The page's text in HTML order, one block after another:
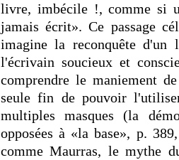
livre, imbécile !, comme si
jamais écrit». Ce passage
imagine la reconquête d'un
l'écrivain soucieux et
comprendre le maniement
seule fin de pouvoir
multiples masques (la
opposées à «la base», p.
comme Maurras, le mythe